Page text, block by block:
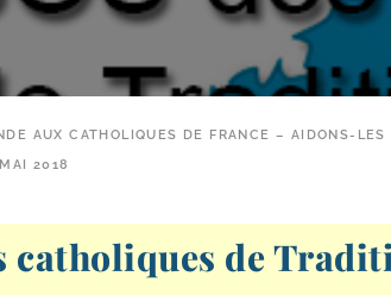
AUX CATHOLIQUES DE FRANCE – AIDONS-
2018
catholiques de